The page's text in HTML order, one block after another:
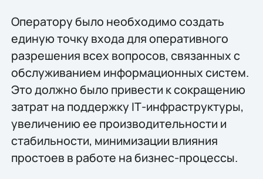
Оператору было необходимо создать
единую точку входа для оперативного
разрешения всех вопросов, связанных с
обслуживанием информационных систем.
Это должно было привести к сокращению
затрат на поддержку IТ-инфраструктуры,
увеличению ее производительности и
стабильности, минимизации влияния
простоев в работе на бизнес-процессы.